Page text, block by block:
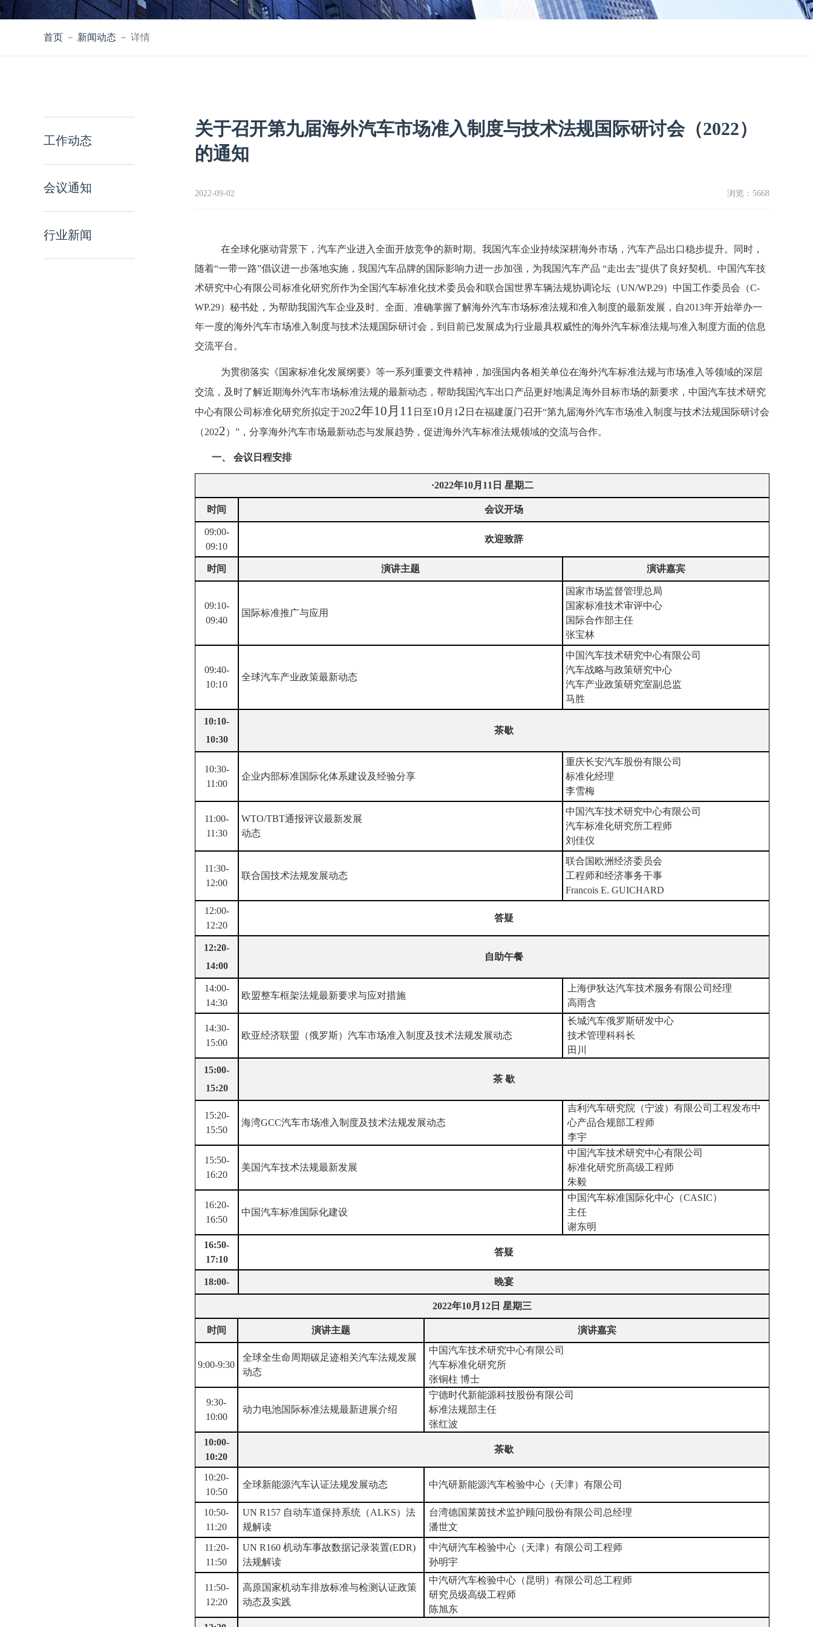
首页 － 新闻动态 － 详情
工作动态
会议通知
行业新闻
关于召开第九届海外汽车市场准入制度与技术法规国际研讨会（2022）
的通知
浏览： 5668
2022-09-02
在全球化驱动背景下，汽车产业进入全面开放竞争的新时期。我国汽车企业持续深耕海外市场，汽车产品出口稳步提升。同时，
随着“一带一路”倡议进一步落地实施，我国汽车品牌的国际影响力进一步加强，为我国汽车产品 “走出去”提供了良好契机。中国汽车技
术研究中心有限公司标准化研究所作为全国汽车标准化技术委员会和联合国世界车辆法规协调论坛（UN/WP.29）中国工作委员会（C-
WP.29）秘书处，为帮助我国汽车企业及时、全面、准确掌握了解海外汽车市场标准法规和准入制度的最新发展，自2013年开始举办一
年一度的海外汽车市场准入制度与技术法规国际研讨会，到目前已发展成为行业最具权威性的海外汽车标准法规与准入制度方面的信息
交流平台。
为贯彻落实《国家标准化发展纲要》等一系列重要文件精神，加强国内各相关单位在海外汽车标准法规与市场准入等领域的深层
交流，及时了解近期海外汽车市场标准法规的最新动态，帮助我国汽车出口产品更好地满足海外目标市场的新要求，中国汽车技术研究
中心有限公司标准化研究所拟定于2022年10月 11 日至10 月 1 2 日在福建厦门召开“第九届海外汽车市场准入制度与技术法规国际研讨会
（2022）”，分享海外汽车市场最新动态与发展趋势，促进海外汽车标准法规领域的交流与合作。
一、 会议日程安排
·2022年10月 11 日 星期二
时间 会议开场
09:00-
09:10
欢迎致辞
时间 演讲主题 演讲嘉宾
09:10-
09:40
国际标准推广与应用
国家市场监督管理总局
国家标准技术审评中心
国际合作部主任
张宝林
09:40-
10:10
全球汽车产业政策最新动态
中国汽车技术研究中心有限公司
汽车战略与政策研究中心
汽车产业政策研究室副总监
马胜
10:10-
10:30
茶歇
10:30-
11:00
企业内部标准国际化体系建设及经验分享
重庆长安汽车股份有限公司
标准化经理
李雪梅
11:00-
11:30
WTO/TBT通报评议最新发展
动态
中国汽车技术研究中心有限公司
汽车标准化研究所工程师
刘佳仪
11:30-
12:00
联合国技术法规发展动态
联合国欧洲经济委员会
工程师和经济事务干事
Francois E. GUICHARD
12:00-
12:20
答疑
12:20-
14:00
自助午餐
14:00-
14:30
欧盟整车框架法规最新要求与应对措施
上海伊狄达汽车技术服务有限公司 经理
高雨含
14:30-
15:00
欧亚经济联盟（俄罗斯）汽车市场准入制度及技术法规发展动态
长城汽车俄罗斯研发中心
技术管理科科长
田川
15:00-
15:20
茶 歇
15:20-
15:50
海湾GCC汽车市场准入制度及技术法规发展动态
吉利汽车研究院（宁波）有限公司工程发布中
心产品合规部工程师
李宇
15:50-
16:20
美国汽车技术法规最新发展
中国汽车技术研究中心有限公司
标准化研究所高级工程师
朱毅
16:20-
16:50
中国汽车标准国际化建设
中国汽车标准国际化中心 （CASIC）
主任
谢东明
16:50-
17:10
答疑
18:00- 晚宴
2022年10月 12 日 星期三
时间 演讲主题 演讲嘉宾
9:00-9:30
全球全生命周期碳足迹相关汽车法规发展
动态
中国汽车技术研究中心有限公司
汽车标准化研究所
张铜柱 博士
9:30-
10:00
动力电池国际标准法规最新进展介绍
宁德时代新能源科技股份有限公司
标准法规部主任
张红波
10:00-
10:20
茶歇
10:20-
10:50
全球新能源汽车认证法规发展动态 中汽研新能源汽车检验中心（天津）有限公司
10:50-
11:20
UN R157 自动车道保持系统（ALKS）法
规解读
台湾德国莱茵技术监护顾问股份有限公司总经理
潘世文
11:20-
11:50
UN R160 机动车事故数据记录装置(EDR)
法规解读
中汽研汽车检验中心（天津）有限公司工程师
孙明宇
11:50-
12:20
高原国家机动车排放标准与检测认证政策
动态及实践
中汽研汽车检验中心（昆明）有限公司总工程师
研究员级高级工程师
陈旭东